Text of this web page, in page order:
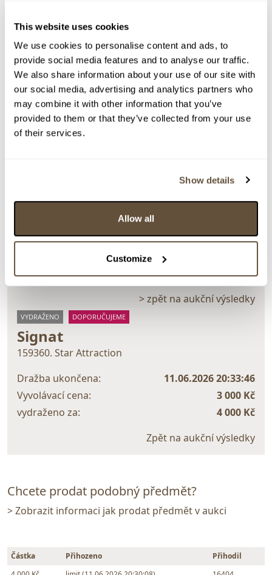
This website uses cookies
We use cookies to personalise content and ads, to
provide social media features and to analyse our traffic.
We also share information about your use of our site with
our social media, advertising and analytics partners who
may combine it with other information that you’ve
provided to them or that they’ve collected from your use
of their services.
Show details
Allow all
Customize
> Zobrazit detail položky a informace o autorovi
> zpět na aukční výsledky
VYDRAŽENO DOPORUČUJEME
Signat
159360. Star Attraction
Dražba ukončena:
11.06.2026 20:33:46
Vyvolávací cena:
3 000 Kč
vydraženo za:
4 000 Kč
Zpět na aukční výsledky
Chcete prodat podobný předmět?
> Zobrazit informaci jak prodat předmět v aukci
Částka Přihozeno
Přihodil